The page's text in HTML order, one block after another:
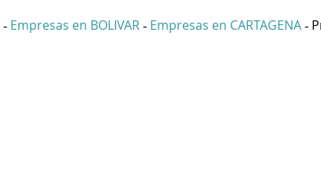
- Empresas en BOLIVAR - Empresas en CARTAGENA -